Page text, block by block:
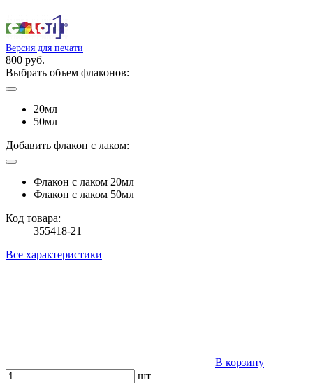
Версия для печати
800 руб.
Выбрать объем флаконов:
20мл
50мл
Добавить флакон с лаком:
Флакон с лаком 20мл
Флакон с лаком 50мл
Код товара:
355418-21
Все характеристики
В корзину
шт